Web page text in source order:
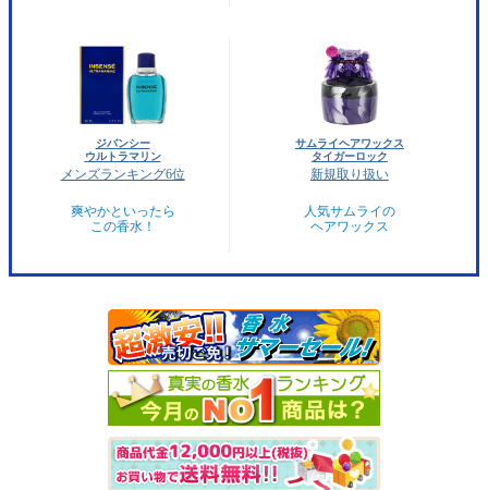
ジバンシー
ウルトラマリン
メンズランキング6位
爽やかといったら
この香水！
サムライヘアワックス
タイガーロック
新規取り扱い
人気サムライの
ヘアワックス